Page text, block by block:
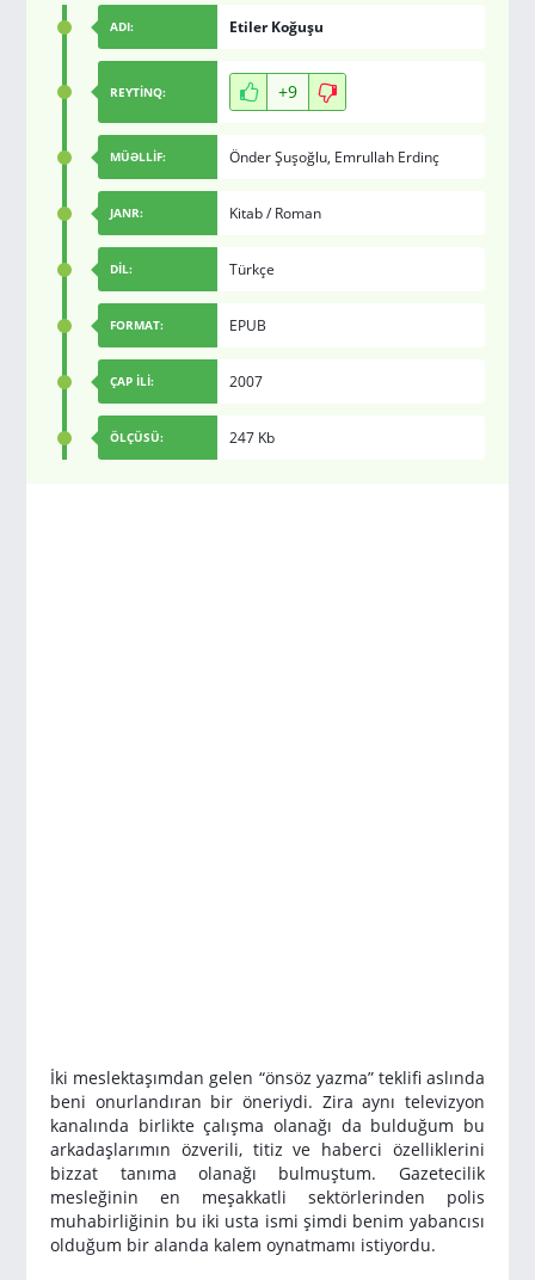
ADI: Etiler Koğuşu
REYTİNQ: +9
MÜƏLLİF: Önder Şuşoğlu, Emrullah Erdinç
JANR: Kitab/Roman
DİL: Türkçe
FORMAT: EPUB
ÇAP İLİ: 2007
ÖLÇÜSÜ: 247 Kb
İki meslektaşımdan gelen “önsöz yazma” teklifi aslında
beni onurlandıran bir öneriydi. Zira aynı televizyon
kanalında birlikte çalışma olanağı da bulduğum bu
arkadaşlarımın özverili, titiz ve haberci özelliklerini
bizzat tanıma olanağı bulmuştum. Gazetecilik
mesleğinin en meşakkatli sektörlerinden polis
muhabirliğinin bu iki usta ismi şimdi benim yabancısı
olduğum bir alanda kalem oynatmamı istiyordu.